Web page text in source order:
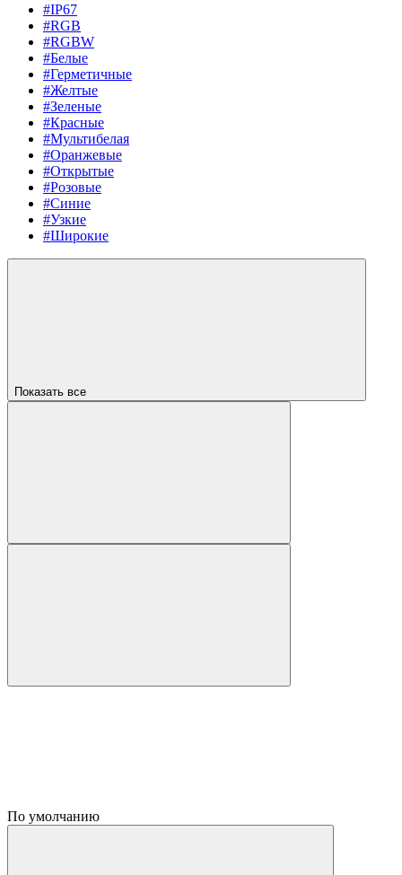
#IP67
#RGB
#RGBW
#Белые
#Герметичные
#Желтые
#Зеленые
#Красные
#Мультибелая
#Оранжевые
#Открытые
#Розовые
#Синие
#Узкие
#Широкие
Показать все
По умолчанию